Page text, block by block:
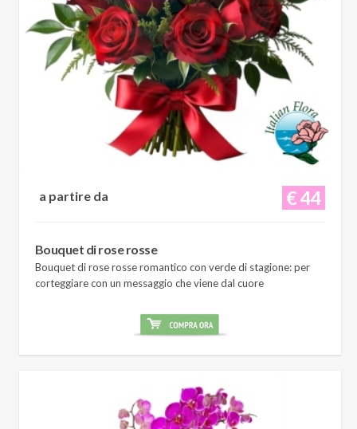
€ 44
a partire da
Bouquet di rose rosse
Bouquet di rose rosse romantico con verde di stagione: per
corteggiare con un messaggio che viene dal cuore